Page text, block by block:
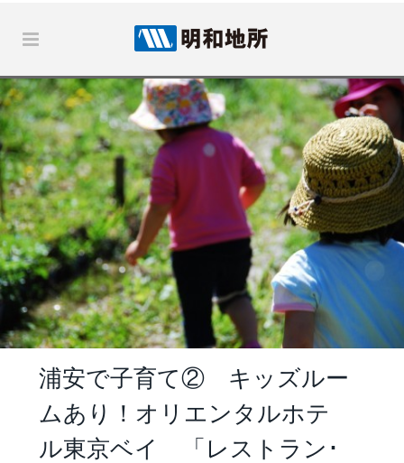
浦安で子育て② キッズルー
ムあり！オリエンタルホテ
ル東京ベイ 「レストラン･